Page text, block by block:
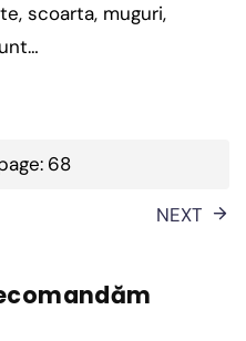
scoarta, muguri,
68
NEXT